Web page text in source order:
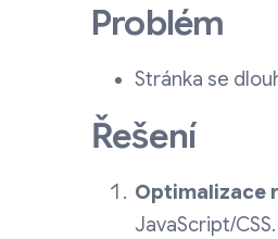
Problém
Stránka se
Řešení
Optimalizace
JavaScript/CSS.